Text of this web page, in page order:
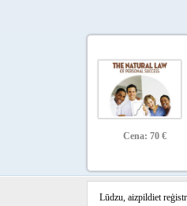
Cena: 70 €
Lūdzu, aizpildiet